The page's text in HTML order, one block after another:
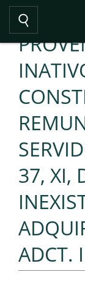
37, XI,
ADCT.